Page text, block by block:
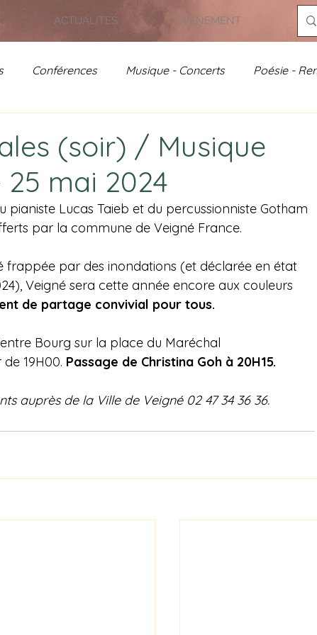
ACTUALITES EVENEMENT
Conférences Musique - Concerts Poésie -
(soir) / Musique
mai 2024
Lucas Taieb et du percussionniste Gotham
par la commune de Veigné France.
frappée par des inondations (et déclarée en état
Veigné sera cette année encore aux couleurs
de partage convivial pour tous.
Bourg sur la place du Maréchal
19H00. Passage de Christina Goh à 20H15.
auprès de la Ville de Veigné 02 47 34 36 36.